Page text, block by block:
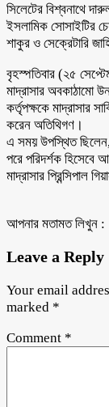
সিলেটের বিশ্বনাথে
ইসলামিক সোসাইটির
শাকুর ও সেক্রেটারি
বৃহস্পতিবার (২৫
মাদ্রাসার অবকাঠামো
কর্তৃপক্ষকে মাদ্রাসার
করেন অতিথিগণ।
এ সময় উপস্থিত
পরে পরিদর্শক হিসেবে
মাদ্রাসার প্রিন্সিপাল
আপনার মতামত লিখুন :
Leave a Reply
Your email
marked *
Comment *